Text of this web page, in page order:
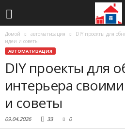
Домой автоматизация
DIY проекты для
идеи и советы
АВТОМАТИЗАЦИЯ
DIY проекты для
интерьера
и советы
09.04.2026 33 0